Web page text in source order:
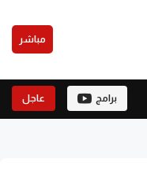
مباشر
برامج عاجل